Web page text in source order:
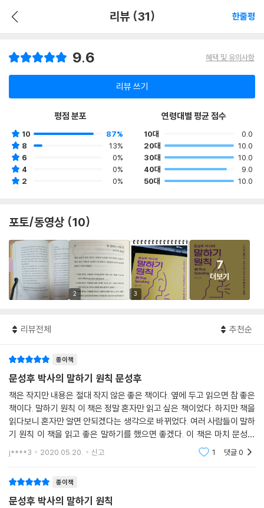
리뷰 (31) 한줄평
9.6 혜택 및 유의사항
리뷰 쓰기
평점 분포
10
87%
8
13%
6
0%
4
0%
2
0%
연령대별 평균 점수
10대
0.0
20대
10.0
30대
10.0
40대
9.0
50대
10.0
포토/동영상 (10)
2 3
7
더보기
리뷰전체 추천순
종이책
문성후 박사의 말하기 원칙 문성후
책은 작지만 내용은 절대 작지 않은 좋은 책이다. 옆에 두고 읽으면 참 좋은
책이다. 말하기 원칙 이 책은 정말 혼자만 읽고 싶은 책이었다. 하지만 책을
읽다보니 혼자만 알면 안되겠다는 생각으로 바뀌었다. 여러 사람들이 말하
기 원칙 이 책을 읽고 좋은 말하기를 했으면 좋겠다. 이 책은 마치 문성후
작가님의 강연을 바로 앞에서 듣고 있는듯한 착각이 들게한다. 친절하게
하
j****3 2020.05.20. 신고 1 댓글0
종이책
문성후 박사의 말하기 원칙